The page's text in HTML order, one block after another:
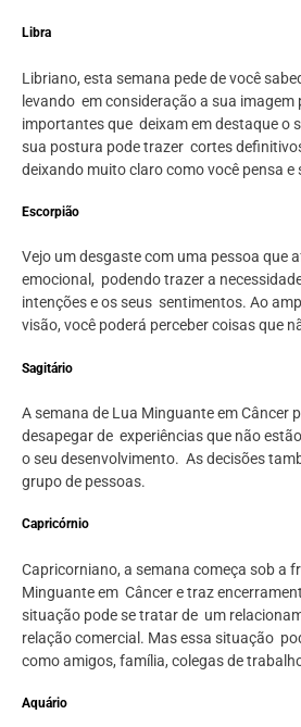
Libra
Libriano, esta semana pede de você
levando em consideração a sua
importantes que deixam em destaque o
sua postura pode trazer cortes
deixando muito claro como você pensa e
Escorpião
Vejo um desgaste com uma pessoa que
emocional, podendo trazer a
intenções e os seus sentimentos. Ao
visão, você poderá perceber coisas que
Sagitário
A semana de Lua Minguante em Câncer
desapegar de experiências que não
o seu desenvolvimento. As decisões
grupo de pessoas.
Capricórnio
Capricorniano, a semana começa sob a
Minguante em Câncer e traz
situação pode se tratar de um
relação comercial. Mas essa situação
como amigos, família, colegas de
Aquário